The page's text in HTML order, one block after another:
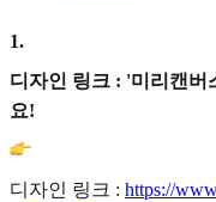
1.
디자인 링크 : '미리캔버
요!
디자인 링크 : https://